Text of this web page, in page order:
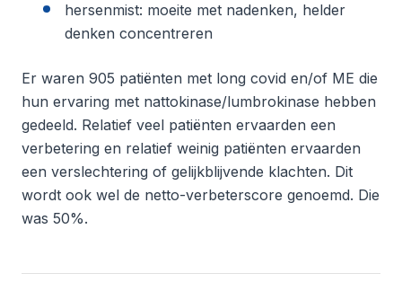
hersenmist: moeite met nadenken, helder
denken concentreren
Er waren 905 patiënten met long covid en/of ME die
hun ervaring met nattokinase/lumbrokinase hebben
gedeeld. Relatief veel patiënten ervaarden een
verbetering en relatief weinig patiënten ervaarden
een verslechtering of gelijkblijvende klachten. Dit
wordt ook wel de netto-verbeterscore genoemd. Die
was 50%.